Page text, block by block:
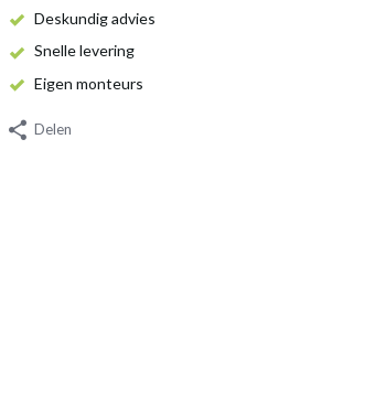
Deskundig advies
Snelle levering
Eigen monteurs
Delen